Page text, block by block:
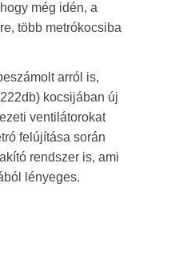
még idén, a
több metrókocsiba
arról is,
kocsijában új
ventilátorokat
felújítása során
rendszer is, ami
lényeges.